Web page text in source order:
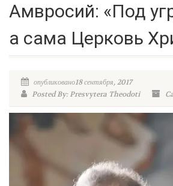
Амвросий: «Под
а сама Церковь
опубликовано18 сентября, 2017
Posted By: Presvytera Theodoti